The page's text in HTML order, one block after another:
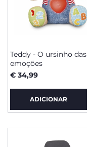
Teddy - O ursinho das
emoções
€ 34,99
ADICIONAR